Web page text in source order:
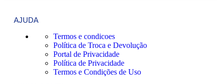
AJUDA
Termos e condicoes
Política de Troca e Devolução
Portal de Privacidade
Política de Privacidade
Termos e Condições de Uso